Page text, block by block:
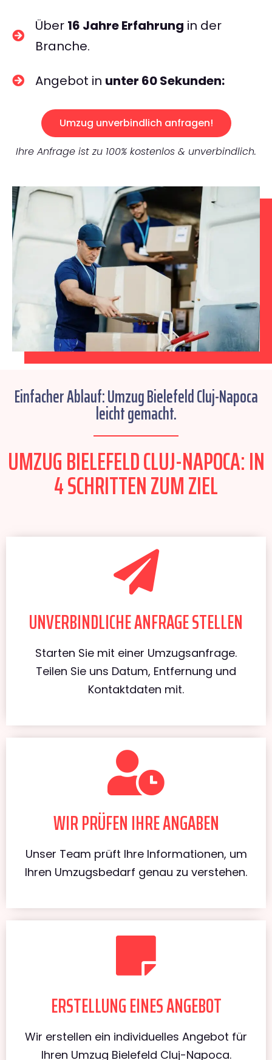
Über 16 Jahre Erfahrung in der
Branche.
Angebot in unter 60 Sekunden:
Umzug unverbindlich anfragen!
Ihre Anfrage ist zu 100% kostenlos & unverbindlich.
Einfacher Ablauf: Umzug Bielefeld Cluj-Napoca
leicht gemacht.
UMZUG BIELEFELD CLUJ-NAPOCA: IN
4 SCHRITTEN ZUM ZIEL
UNVERBINDLICHE ANFRAGE STELLEN
Starten Sie mit einer Umzugsanfrage.
Teilen Sie uns Datum, Entfernung und
Kontaktdaten mit.
WIR PRÜFEN IHRE ANGABEN
Unser Team prüft Ihre Informationen, um
Ihren Umzugsbedarf genau zu verstehen.
ERSTELLUNG EINES ANGEBOT
Wir erstellen ein individuelles Angebot für
Ihren Umzug Bielefeld Cluj-Napoca.